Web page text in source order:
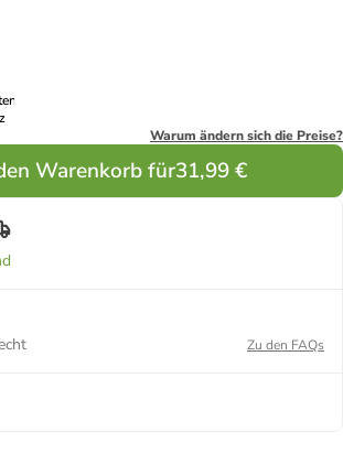
Warum ändern sich die Preise?
Warenkorb für31,99 €
Zu den FAQs